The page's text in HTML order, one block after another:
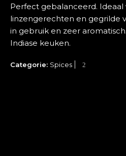
Perfect gebalanceerd. Ideaal
linzengerechten en gegrilde
in gebruik en zeer
Indiase keuken.
Categorie: Spices